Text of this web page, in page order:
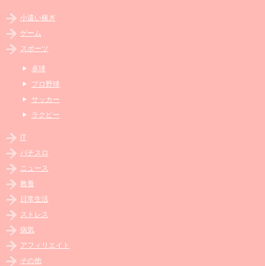
小遣い稼ぎ
ゲーム
スポーツ
卓球
プロ野球
サッカー
ラクビー
IT
パチスロ
ニュース
教養
日常生活
ストレス
病気
アフィリエイト
その他